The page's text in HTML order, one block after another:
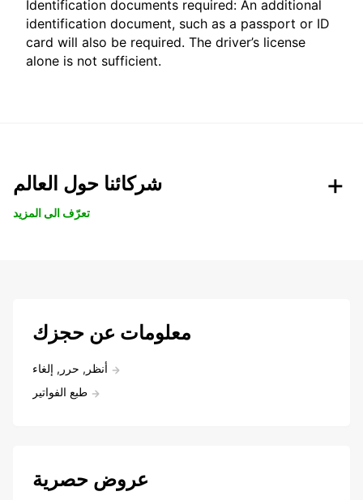
Identification documents required: An additional
identification document, such as a passport or ID
card will also be required. The driver’s license
alone is not sufficient.
شركائنا حول العالم
تعرّف الى المزيد
معلومات عن حجزك
أنظر, حرر, إلغاء
طبع الفواتير
عروض حصرية